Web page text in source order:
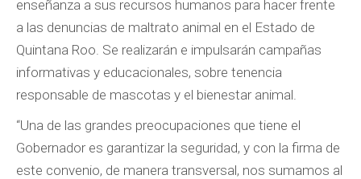
enseñanza a sus recursos humanos para hacer frente
a las denuncias de maltrato animal en el Estado de
Quintana Roo. Se realizarán e impulsarán campañas
informativas y educacionales, sobre tenencia
responsable de mascotas y el bienestar animal.
“Una de las grandes preocupaciones que tiene el
Gobernador es garantizar la seguridad, y con la firma de
este convenio, de manera transversal, nos sumamos al